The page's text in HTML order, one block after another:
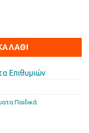
Επιθυμιών
Παιδικά